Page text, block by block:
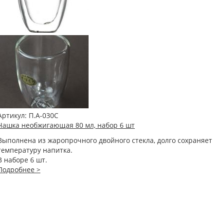
П.A-030С
необжигающая 80 мл, набор 6 шт
из жаропрочного двойного стекла, долго сохраняет
напитка.
наборе 6 шт.
>